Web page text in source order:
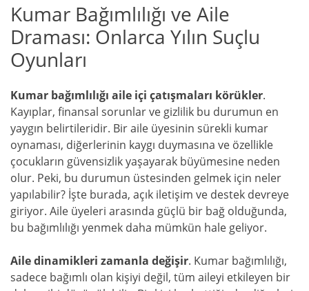
Kumar Bağımlılığı ve Aile
Draması: Onlarca Yılın Suçlu
Oyunları
Kumar bağımlılığı aile içi çatışmaları körükler.
Kayıplar, finansal sorunlar ve gizlilik bu durumun en
yaygın belirtileridir. Bir aile üyesinin sürekli kumar
oynaması, diğerlerinin kaygı duymasına ve özellikle
çocukların güvensizlik yaşayarak büyümesine neden
olur. Peki, bu durumun üstesinden gelmek için neler
yapılabilir? İşte burada, açık iletişim ve destek devreye
giriyor. Aile üyeleri arasında güçlü bir bağ olduğunda,
bu bağımlılığı yenmek daha mümkün hale geliyor.
Aile dinamikleri zamanla değişir. Kumar bağımlılığı,
sadece bağımlı olan kişiyi değil, tüm aileyi etkileyen bir